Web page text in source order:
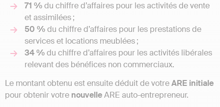
71 %du chiffre d’affaires pour les activités de vente
et assimilées ;
50 %du chiffre d’affaires pour les prestations de
services et locations meublées ;
34 %du chiffre d’affaires pour les activités libérales
relevant des bénéfices non commerciaux.
Le montant obtenu est ensuite déduit de votreARE initiale
pour obtenir votre nouvelleARE auto-entrepreneur.